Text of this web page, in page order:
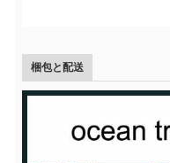
梱包と配送